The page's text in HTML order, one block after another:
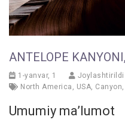
ANTELOPE
1-yanvar, 1
Joylashtirildi
North America , USA, Canyon,
Umumiy ma’lumot